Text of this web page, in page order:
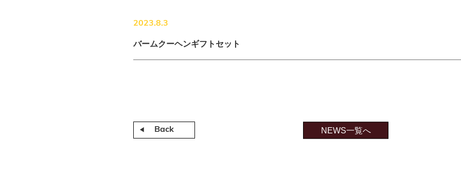
2023.8.3
バームクーヘンギフトセット
Back NEWS一覧へ